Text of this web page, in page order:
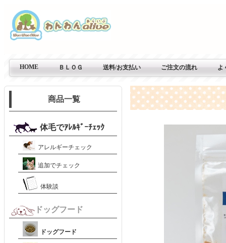
HOME ＢＬＯＧ 送料/お支払い ご注文の流れ よ
商品一覧
体毛でｱﾚﾙｷﾞｰﾁｪｯｸ
アレルギーチェック
追加でチェック
体験談
ドッグフード
ドッグフード